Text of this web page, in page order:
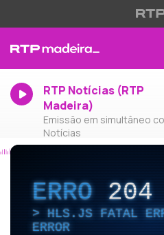
RTP Notícias (RTP
Madeira)
Emissão em simultâneo
Notícias
ERRO204
HLS.JS FATAL
ERROR